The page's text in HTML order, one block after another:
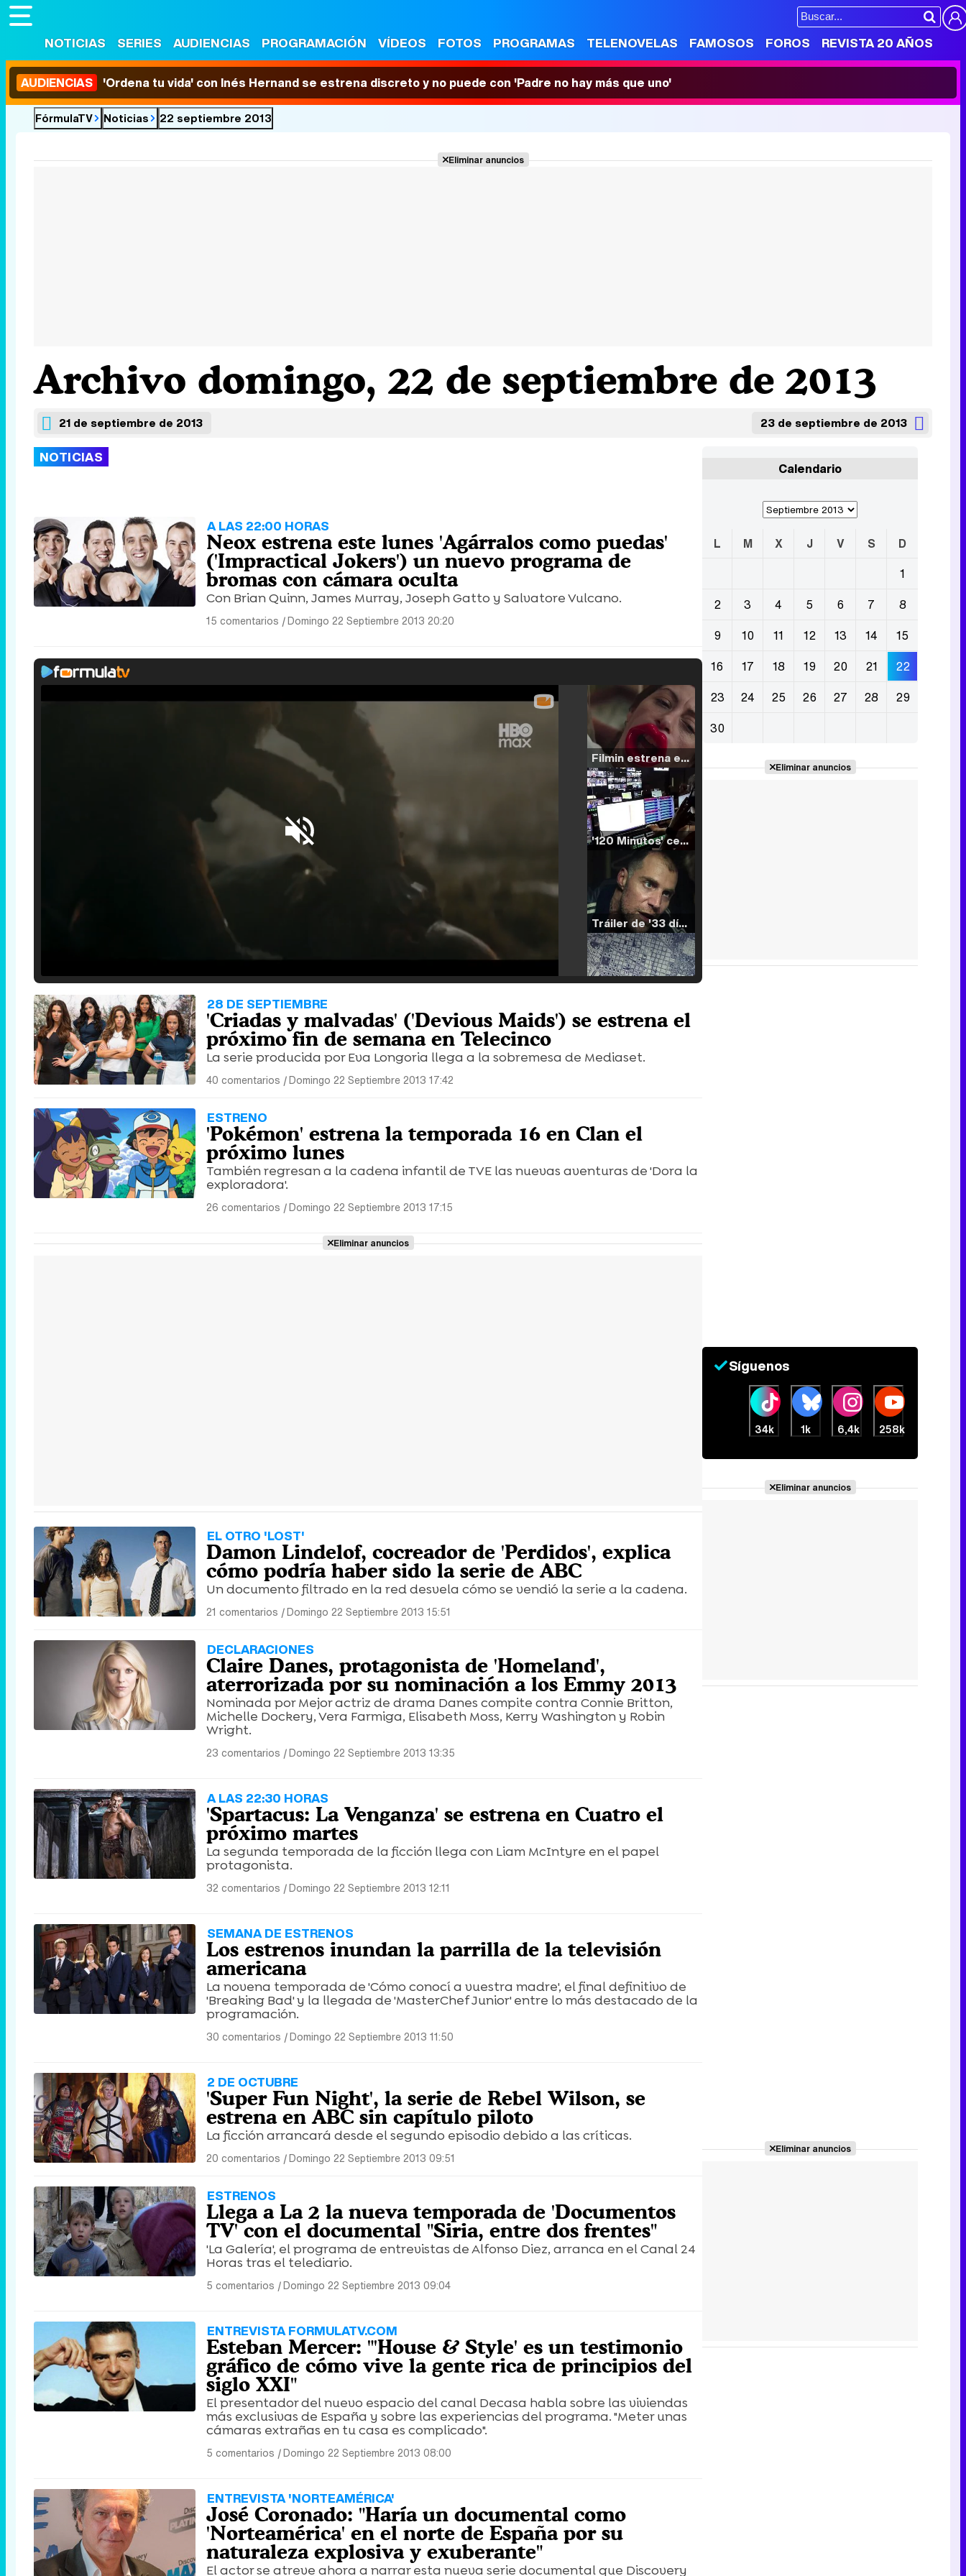
NOTICIAS SERIES AUDIENCIAS PROGRAMACIÓN VÍDEOS FOTOS PROGRAMAS TELENOVELAS FAMOSOS FOROS REVISTA 20 AÑOS
AUDIENCIAS 'Ordena tu vida' con Inés Hernand se estrena discreto y no puede con 'Padre no hay más que uno'
FórmulaTV Noticias 22 septiembre 2013
Eliminar anuncios
Archivo domingo, 22 de septiembre de 2013
21 de septiembre de 2013 23 de septiembre de 2013
NOTICIAS
A LAS 22:00 HORAS
Neox estrena este lunes 'Agárralos como puedas'
('Impractical Jokers') un nuevo programa de
bromas con cámara oculta
Con Brian Quinn, James Murray, Joseph Gatto y Salvatore Vulcano.
15 comentarios |Domingo 22 Septiembre 2013 20:20
Filmin estrena el tráiler de 'Millennial Mal', su nueva comedia universitaria de la mano de Lorena Iglesias
'120 Minutos' celebra sus 2.000 programas en Telemadrid con un vídeo del día a día en la redacción
Tráiler de '33 días', la nueva serie de Atresplayer con Julián Villagrán y José Manuel Poga
Canción ganadora de Eurovisión 2026: DARA con "Bangaranga" por Bulgaria
28 DE SEPTIEMBRE
'Criadas y malvadas' ('Devious Maids') se estrena el
próximo fin de semana en Telecinco
La serie producida por Eva Longoria llega a la sobremesa de Mediaset.
40 comentarios |Domingo 22 Septiembre 2013 17:42
ESTRENO
'Pokémon' estrena la temporada 16 en Clan el
próximo lunes
También regresan a la cadena infantil de TVE las nuevas aventuras de 'Dora la
exploradora'.
26 comentarios |Domingo 22 Septiembre 2013 17:15
Eliminar anuncios
EL OTRO 'LOST'
Damon Lindelof, cocreador de 'Perdidos', explica
cómo podría haber sido la serie de ABC
Un documento filtrado en la red desvela cómo se vendió la serie a la cadena.
21 comentarios |Domingo 22 Septiembre 2013 15:51
DECLARACIONES
Claire Danes, protagonista de 'Homeland',
aterrorizada por su nominación a los Emmy 2013
Nominada por Mejor actriz de drama Danes compite contra Connie Britton,
Michelle Dockery, Vera Farmiga, Elisabeth Moss, Kerry Washington y Robin
Wright.
23 comentarios |Domingo 22 Septiembre 2013 13:35
A LAS 22:30 HORAS
'Spartacus: La Venganza' se estrena en Cuatro el
próximo martes
La segunda temporada de la ficción llega con Liam McIntyre en el papel
protagonista.
32 comentarios |Domingo 22 Septiembre 2013 12:11
SEMANA DE ESTRENOS
Los estrenos inundan la parrilla de la televisión
americana
La novena temporada de 'Cómo conocí a vuestra madre', el final definitivo de
'Breaking Bad' y la llegada de 'MasterChef Junior' entre lo más destacado de la
programación.
30 comentarios |Domingo 22 Septiembre 2013 11:50
2 DE OCTUBRE
'Super Fun Night', la serie de Rebel Wilson, se
estrena en ABC sin capítulo piloto
La ficción arrancará desde el segundo episodio debido a las críticas.
20 comentarios |Domingo 22 Septiembre 2013 09:51
ESTRENOS
Llega a La 2 la nueva temporada de 'Documentos
TV' con el documental "Siria, entre dos frentes"
'La Galería', el programa de entrevistas de Alfonso Diez, arranca en el Canal 24
Horas tras el telediario.
5 comentarios |Domingo 22 Septiembre 2013 09:04
ENTREVISTA FORMULATV.COM
Esteban Mercer: "'House & Style' es un testimonio
gráfico de cómo vive la gente rica de principios del
siglo XXI"
El presentador del nuevo espacio del canal Decasa habla sobre las viviendas
más exclusivas de España y sobre las experiencias del programa. "Meter unas
cámaras extrañas en tu casa es complicado".
5 comentarios |Domingo 22 Septiembre 2013 08:00
ENTREVISTA 'NORTEAMÉRICA'
José Coronado: "Haría un documental como
'Norteamérica' en el norte de España por su
naturaleza explosiva y exuberante"
El actor se atreve ahora a narrar esta nueva serie documental que Discovery
Calendario
L M X J V S
D
1
2
3 4 5 6 7
8
9
10 11 12 13 14
15
16
17 18 19 20 21
22
23
24 25 26 27 28
29
30
Eliminar anuncios
Síguenos
34k 1k 6,4k 258k
Eliminar anuncios
Eliminar anuncios